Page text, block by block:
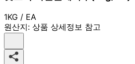
1KG / EA
원산지: 상품 상세정보 참고